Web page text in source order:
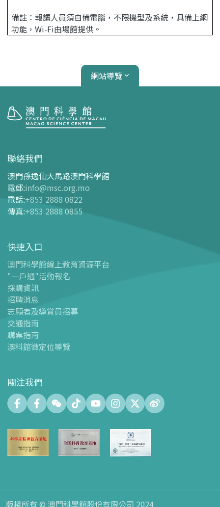
備註：報讀人員須自備電腦，不限機型及系統，具備上網
功能，Wi-Fi由場館提供。
網站導覽
開放時間
交通指南
購票指南
- 網上購票
- 門票及優惠表
導覽圖
- 導覽圖
- 澳科館微定位導覽
場館設施
- 科學館兒童世界
- 展覽中心
- 天文館
- 會議中心
數字化製造實驗室 (FABLAB)
創客空間 (Maker Space)
- 智學園地
十五號展廳
- 科創育才綜合空間
- 停車場
聯絡我們
澳門孫逸仙大馬路澳門科學館
電郵:info@msc.org.mo
電話:+853 2888 0822
傳真:+853 2888 0855
快捷入口
澳門科學館線上教育資源平台
"一戶通"活動報名
採購資訊
招聘消息
志願者及導賞員招募
交通指南
購票指南
澳科館微定位導覽
關注我們
版權所有 © 澳門科學館股份有限公司 2024